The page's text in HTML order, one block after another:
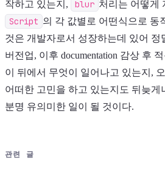
작하고 있는지,
blur 처리는 어떻게
Script 의 각 값별로 어떤식으로 동
것은 개발자로서 성장하는데 있어 정
버전업, 이후 documentation 감상 후
이 뒤에서 무엇이 일어나고 있는지,
어떠한 고민을 하고 있는지도 뒤늦게
분명 유의미한 일이 될 것이다.
관련 글